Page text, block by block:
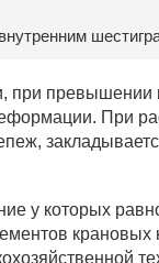
при
При
у которых
крановых